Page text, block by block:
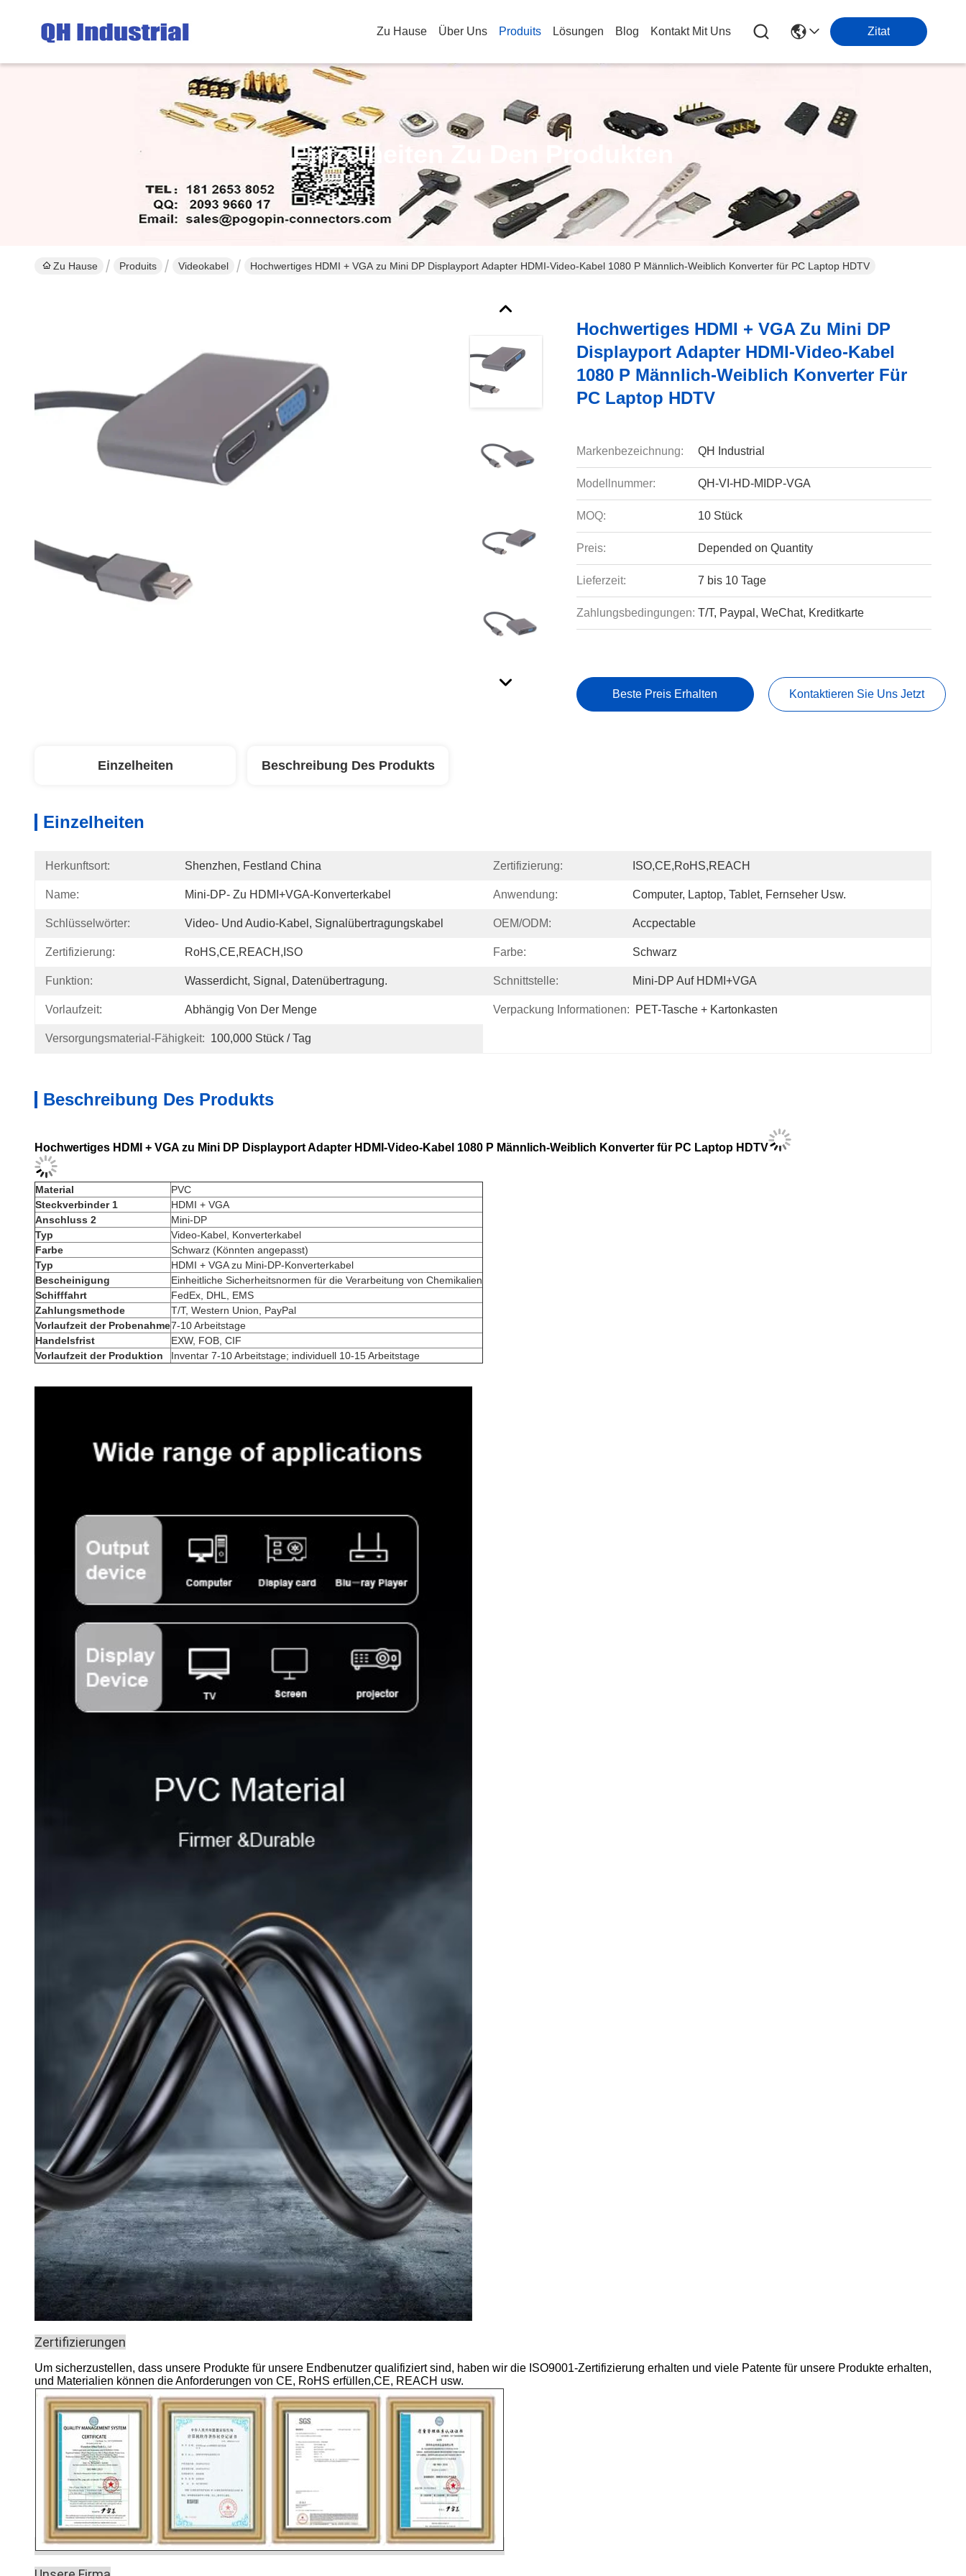
Zu Hause Über Uns Produits Lösungen Blog Kontakt Mit Uns Zitat
Einzelheiten Zu Den Produkten
Zu Hause Produits Videokabel Hochwertiges HDMI + VGA zu Mini DP Displayport Adapter HDMI-Video-Kabel 1080 P Männlich-Weiblich Konverter für PC Laptop HDTV
Hochwertiges HDMI + VGA Zu Mini DP
Displayport Adapter HDMI-Video-Kabel
1080 P Männlich-Weiblich Konverter Für
PC Laptop HDTV
Markenbezeichnung: QH Industrial
Modellnummer: QH-VI-HD-MIDP-VGA
MOQ: 10 Stück
Preis: Depended on Quantity
Lieferzeit: 7 bis 10 Tage
Zahlungsbedingungen: T/T, Paypal, WeChat, Kreditkarte
Beste Preis Erhalten Kontaktieren Sie Uns Jetzt
Einzelheiten Beschreibung Des Produkts
Einzelheiten
Herkunftsort: Shenzhen, Festland China Zertifizierung: ISO,CE,RoHS,REACH
Name: Mini-DP- Zu HDMI+VGA-Konverterkabel Anwendung: Computer, Laptop, Tablet, Fernseher Usw.
Schlüsselwörter: Video- Und Audio-Kabel, Signalübertragungskabel OEM/ODM: Accpectable
Zertifizierung: RoHS,CE,REACH,ISO Farbe: Schwarz
Funktion: Wasserdicht, Signal, Datenübertragung. Schnittstelle: Mini-DP Auf HDMI+VGA
Vorlaufzeit: Abhängig Von Der Menge Verpackung Informationen: PET-Tasche + Kartonkasten
Versorgungsmaterial-Fähigkeit: 100,000 Stück / Tag
Beschreibung Des Produkts
Hochwertiges HDMI + VGA zu Mini DP Displayport Adapter HDMI-Video-Kabel 1080 P Männlich-Weiblich Konverter für PC Laptop HDTV
Material
PVC
Steckverbinder 1
HDMI + VGA
Anschluss 2
Mini-DP
Typ
Video-Kabel, Konverterkabel
Farbe
Schwarz (Könnten angepasst)
Typ
HDMI + VGA zu Mini-DP-Konverterkabel
Bescheinigung
Einheitliche Sicherheitsnormen für die Verarbeitung von Chemikalien
Schifffahrt
FedEx, DHL, EMS
Zahlungsmethode
T/T, Western Union, PayPal
Vorlaufzeit der Probenahme7-10 Arbeitstage
Handelsfrist
EXW, FOB, CIF
Vorlaufzeit der Produktion
Inventar 7-10 Arbeitstage; individuell 10-15 Arbeitstage
Zertifizierungen
Um sicherzustellen, dass unsere Produkte für unsere Endbenutzer qualifiziert sind, haben wir die ISO9001-Zertifizierung erhalten und viele Patente für unsere Produkte erhalten,
und Materialien können die Anforderungen von CE, RoHS erfüllen,CE, REACH usw.